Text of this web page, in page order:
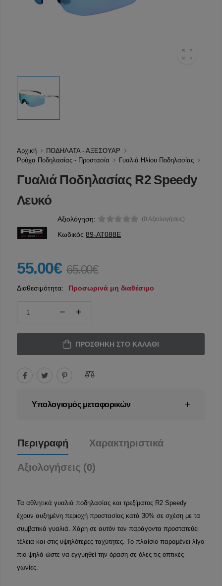
Αρχική
ΠΟΔΗΛΑΤΑ - ΑΞΕΣΟΥΑΡ
Ρούχα Ποδηλασίας - Προστασία
Γυαλιά Ηλίου Ποδηλασίας
Γυαλιά Ποδηλασίας R2 Speedy
Λευκό
Αξιολόγηση: (0 Αξιολογήσεις)
Κωδικός 89-AT088E
55.00€ 65.00€
Διαθεσιμότητα: Προσωρινά μη διαθέσιμο
ΠΡΟΣΘΉΚΗ ΣΤΟ ΚΑΛΆΘΙ
Υπολογισμός μεταφορικών
Περιγραφή Χαρακτηριστικά
Αξιολογήσεις (0)
Τα αθλητικά γυαλιά ποδηλασίας και τρεξίματος R2 Speedy
έχουν αυξημένη περιοχή προστασίας κατά 30% σε σχέση με τα
συμβατικά γυαλιά. Χάρη σε αυτόν τον παράγοντα προστατεύει
τέλεια και στις υψηλότερες ταχύτητες. Το πλαίσιο παραμένει λίγο
πιο ψηλά ώστε να εγγυηθεί την όραση σε όλες τις οπτικές
γωνίες.